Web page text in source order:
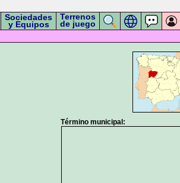
Sociedades
y Equipos
Terrenos
de juego
Término municipal: